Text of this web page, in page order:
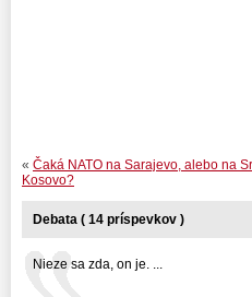
« Čaká NATO na Sarajevo, alebo na
Kosovo?
Debata ( 14 príspevkov )
Nieze sa zda, on je. ...